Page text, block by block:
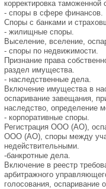
корректировка таможенной
- споры в сфере финансов.
Споры с банками и
- жилищные споры.
Выселение, вселение,
- споры по недвижимости.
Признание права
раздел имущества.
- наследственные дела.
Включение имущества в
оспаривание завещания,
наследство, определение
- корпоративные споры.
Регистрация ООО (АО),
ООО (АО), споры между
недействительными.
-банкротные дела.
Включение в реестр
арбитражного
голосования, оспаривание